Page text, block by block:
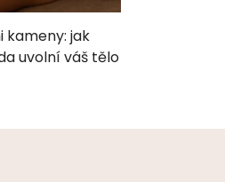
kameny: jak
uvolní váš tělo